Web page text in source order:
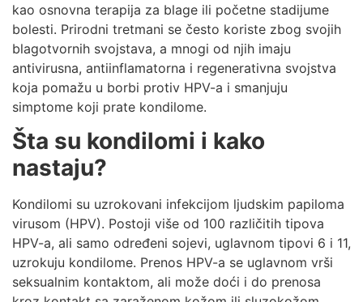
kao osnovna terapija za blage ili početne stadijume
bolesti. Prirodni tretmani se često koriste zbog svojih
blagotvornih svojstava, a mnogi od njih imaju
antivirusna, antiinflamatorna i regenerativna svojstva
koja pomažu u borbi protiv HPV-a i smanjuju
simptome koji prate kondilome.
Šta su kondilomi i kako
nastaju?
Kondilomi su uzrokovani infekcijom ljudskim papiloma
virusom (HPV). Postoji više od 100 različitih tipova
HPV-a, ali samo određeni sojevi, uglavnom tipovi 6 i 11,
uzrokuju kondilome. Prenos HPV-a se uglavnom vrši
seksualnim kontaktom, ali može doći i do prenosa